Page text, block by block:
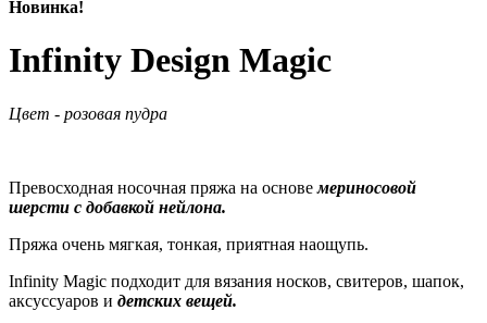
Новинка!
Infinity Design Magic
Цвет - розовая пудра
Превосходная носочная пряжа на основемериносовой
шерсти с добавкой нейлона.
Пряжа очень мягкая, тонкая, приятная наощупь.
Infinity Magic подходит для вязания носков, свитеров, шапок,
аксуссуаров и детских вещей.